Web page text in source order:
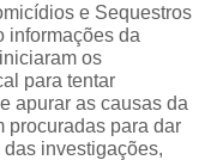
e Sequestros
informações da
os
para tentar
apurar as causas da
procuradas para dar
investigações,